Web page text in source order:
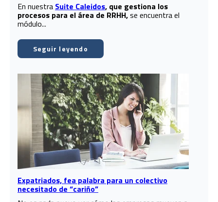
En nuestra Suite Caleidos, que gestiona los
procesos para el área de RRHH,se encuentra el
módulo...
Seguir leyendo
Expatriados, fea palabra para un colectivo
necesitado de “cariño”